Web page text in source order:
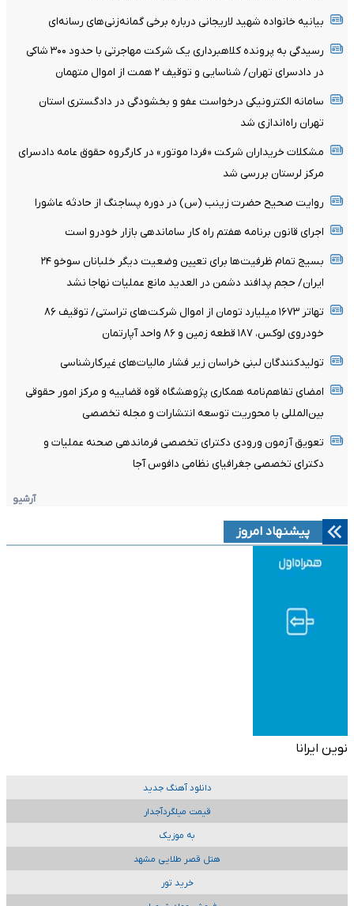
بیانیه خانواده شهید لاریجانی درباره برخی گمانه‌زنی‌های رسانه‌ای
رسیدگی به پرونده کلاهبرداری یک شرکت مهاجرتی با حدود ۳۰۰ شاکی
در دادسرای تهران/ شناسایی و توقیف ۲ همت از اموال متهمان
سامانه الکترونیکی درخواست عفو و بخشودگی در دادگستری استان
تهران راه‌اندازی شد
مشکلات خریداران شرکت «فردا موتور» در کارگروه حقوق عامه دادسرای
مرکز لرستان بررسی شد
روایت صحیح حضرت زینب (س) در دوره پساجنگ از حادثه عاشورا
اجرای قانون برنامه هفتم راه کار ساماندهی بازار خودرو است
بسیج تمام ظرفیت‌ها برای تعیین وضعیت دیگر خلبانان سوخو ۲۴
ایران/ حجم پدافند دشمن در العدید مانع عملیات نهاجا نشد
تهاتر ۱۶۷۳ میلیارد تومان از اموال شرکت‌های تراستی/ توقیف ۸۶
خودروی لوکس، ۱۸۷ قطعه زمین و ۸۶ واحد آپارتمان
تولیدکنندگان لبنی خراسان زیر فشار مالیات‌های غیرکارشناسی
امضای تفاهم‌نامه همکاری پژوهشگاه قوه قضاییه و مرکز امور حقوقی
بین‌المللی با محوریت توسعه انتشارات و مجله تخصصی
تعویق آزمون ورودی دکترای تخصصی فرماندهی صحنه عملیات و
دکترای تخصصی جغرافیای نظامی دافوس آجا
آرشیو
پیشنهاد امروز
نوین ایرانا
دانلود آهنگ جدید
قیمت میلگردآجدار
به موزیک
هتل قصر طلایی مشهد
خرید تور